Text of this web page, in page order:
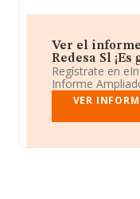
Ver el
Redesa Sl ¡Es
Regístrate en
Informe
VER